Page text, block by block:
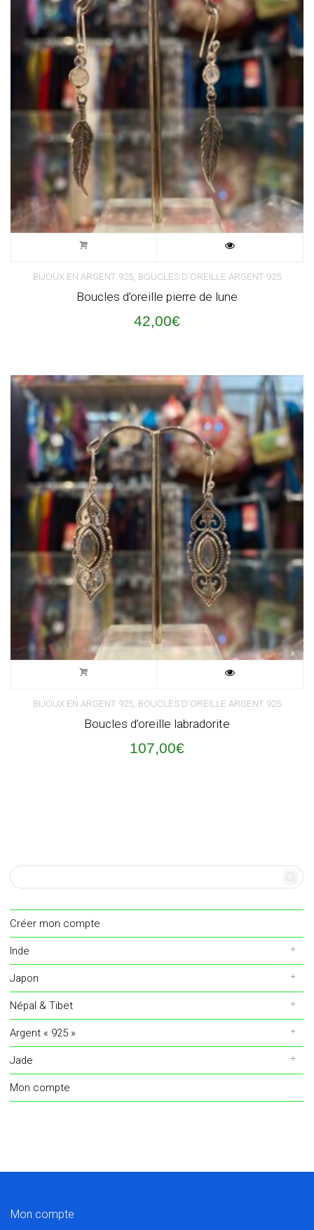
BIJOUX EN ARGENT 925, BOUCLES D'OREILLE ARGENT 925
Boucles d’oreille pierre de lune
42,00€
BIJOUX EN ARGENT 925, BOUCLES D'OREILLE ARGENT 925
Boucles d’oreille labradorite
107,00€
Créer mon compte
Inde
Japon
Népal & Tibet
Argent « 925 »
Jade
Mon compte
Mon compte